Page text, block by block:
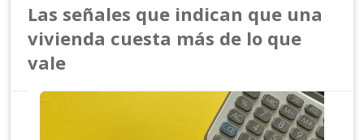
Las señales que indican que una
vivienda cuesta más de lo que
vale